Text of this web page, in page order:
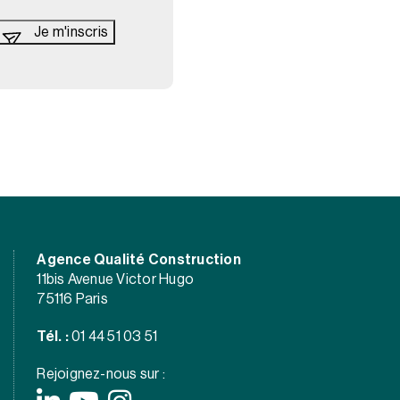
Agence Qualité Construction
11bis Avenue Victor Hugo
75116 Paris
Tél. : 01 44 51 03 51
Rejoignez-nous sur :